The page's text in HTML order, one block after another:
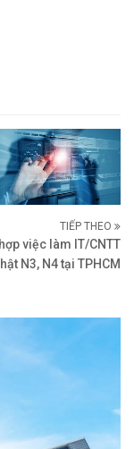
TIẾP THEO
việc làm IT/CNTT
N3, N4 tại TPHCM